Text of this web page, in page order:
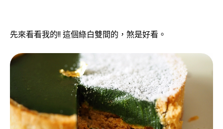
先來看看我的!! 這個綠白雙間的，煞是好看。